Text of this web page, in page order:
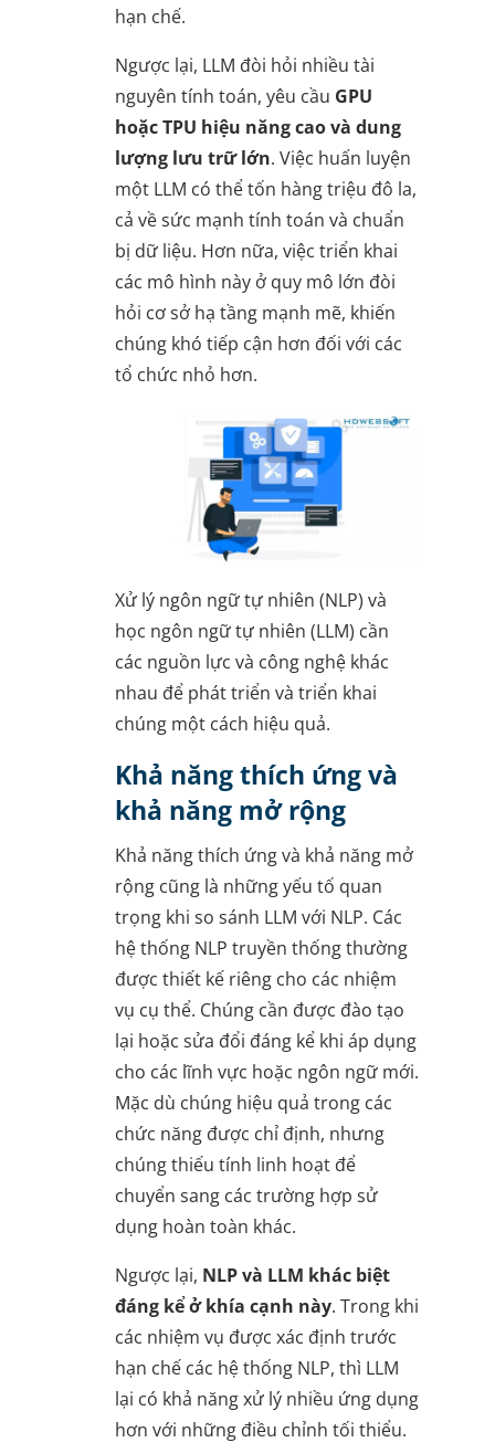
hạn chế.
Ngược lại, LLM đòi hỏi nhiều tài
nguyên tính toán, yêu cầu GPU
hoặc TPU hiệu năng cao và dung
lượng lưu trữ lớn. Việc huấn luyện
một LLM có thể tốn hàng triệu đô la,
cả về sức mạnh tính toán và chuẩn
bị dữ liệu. Hơn nữa, việc triển khai
các mô hình này ở quy mô lớn đòi
hỏi cơ sở hạ tầng mạnh mẽ, khiến
chúng khó tiếp cận hơn đối với các
tổ chức nhỏ hơn.
Xử lý ngôn ngữ tự nhiên (NLP) và
học ngôn ngữ tự nhiên (LLM) cần
các nguồn lực và công nghệ khác
nhau để phát triển và triển khai
chúng một cách hiệu quả.
Khả năng thích ứng và
khả năng mở rộng
Khả năng thích ứng và khả năng mở
rộng cũng là những yếu tố quan
trọng khi so sánh LLM với NLP. Các
hệ thống NLP truyền thống thường
được thiết kế riêng cho các nhiệm
vụ cụ thể. Chúng cần được đào tạo
lại hoặc sửa đổi đáng kể khi áp dụng
cho các lĩnh vực hoặc ngôn ngữ mới.
Mặc dù chúng hiệu quả trong các
chức năng được chỉ định, nhưng
chúng thiếu tính linh hoạt để
chuyển sang các trường hợp sử
dụng hoàn toàn khác.
Ngược lại, NLP và LLM khác biệt
đáng kể ở khía cạnh này. Trong khi
các nhiệm vụ được xác định trước
hạn chế các hệ thống NLP, thì LLM
lại có khả năng xử lý nhiều ứng dụng
hơn với những điều chỉnh tối thiểu.